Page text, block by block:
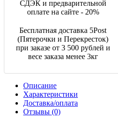
СДЭК и предварительной
оплате на сайте - 20%
Бесплатная доставка 5Post
(Пятерочки и Перекресток)
при заказе от 3 500 рублей и
весе заказа менее 3кг
Описание
Характеристики
Доставка/оплата
Отзывы (0)